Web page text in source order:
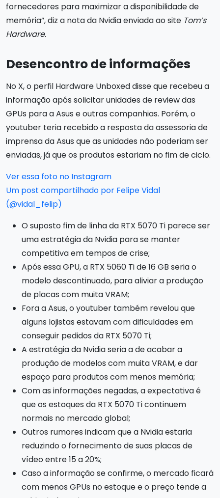
fornecedores para maximizar a disponibilidade de
memória”, diz a nota da Nvidia enviada ao site Tom’s
Hardware.
Desencontro de informações
No X, o perfil Hardware Unboxed disse que recebeu a
informação após solicitar unidades de review das
GPUs para a Asus e outras companhias. Porém, o
youtuber teria recebido a resposta da assessoria de
imprensa da Asus que as unidades não poderiam ser
enviadas, já que os produtos estariam no fim de ciclo.
Ver essa foto no Instagram
Um post compartilhado por Felipe Vidal
(@vidal_felip)
O suposto fim de linha da RTX 5070 Ti parece ser
uma estratégia da Nvidia para se manter
competitiva em tempos de crise;
Após essa GPU, a RTX 5060 Ti de 16 GB seria o
modelo descontinuado, para aliviar a produção
de placas com muita VRAM;
Fora a Asus, o youtuber também revelou que
alguns lojistas estavam com dificuldades em
conseguir pedidos da RTX 5070 Ti;
A estratégia da Nvidia seria a de acabar a
produção de modelos com muita VRAM, e dar
espaço para produtos com menos memória;
Com as informações negadas, a expectativa é
que os estoques da RTX 5070 Ti continuem
normais no mercado global;
Outros rumores indicam que a Nvidia estaria
reduzindo o fornecimento de suas placas de
vídeo entre 15 a 20%;
Caso a informação se confirme, o mercado ficará
com menos GPUs no estoque e o preço tende a